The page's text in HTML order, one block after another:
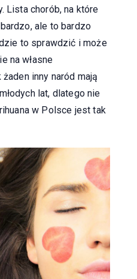
Lista chorób, na które
ale to bardzo
to sprawdzić i może
na własne
inny naród mają
lat, dlatego nie
w Polsce jest tak